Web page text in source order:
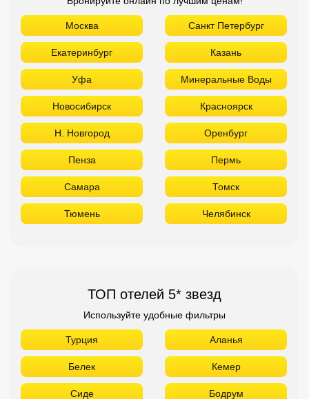
Москва Санкт Петербург
Екатеринбург Казань
Уфа Минеральные Воды
Новосибирск Красноярск
Н. Новгород Оренбург
Пенза Пермь
Самара Томск
Тюмень Челябинск
ТОП отелей 5* звезд
Используйте удобные фильтры
Турция Аланья
Белек Кемер
Сиде Бодрум